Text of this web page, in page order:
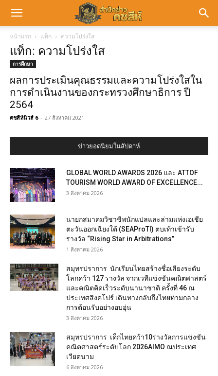
หน้าแรก แท็ก ความโปร่งใส
แท็ก: ความโปร่งใส
การศึกษา
ผลการประเมินคุณธรรมและความโปร่งใสใน
การดำเนินงานของกระทรวงศึกษาธิการ ปี
2564
คชสีห์นิวส์ 6 - 27 สิงหาคม 2021
ข่าวยอดนิยมในสัปดาห์
GLOBAL WORLD AWARDS 2026 และ ATTOF
TOURISM WORLD AWARD OF EXCELLENCE...
3 สิงหาคม 2026
นายกสมาคมวิชาชีพนักแปลและล่ามแห่งเอเชีย
ตะวันออกเฉียงใต้ (SEAProTI) ตบเท้าเข้ารับ
รางวัล “Rising Star in Arbitrations”
1 สิงหาคม 2026
สมุทรปราการ นักเรียนไทยสร้างชื่อเสียงระดับ
โลกคว้า 127 รางวัล จากเวทีแข่งขันคณิตศาสตร์
และคณิตคิดเร็วระดับนานาชาติ ครั้งที่ 46 ณ
ประเทศสิงคโปร์ เดินทางกลับถึงไทยท่ามกลาง
การต้อนรับอย่างอบอุ่น
3 สิงหาคม 2026
สมุทรปราการ เด็กไทยคว้า10รางวัลการแข่งขัน
คณิตศาสตร์ระดับโลก 2026AIMO ณประเทศ
เวียดนาม
6 สิงหาคม 2026